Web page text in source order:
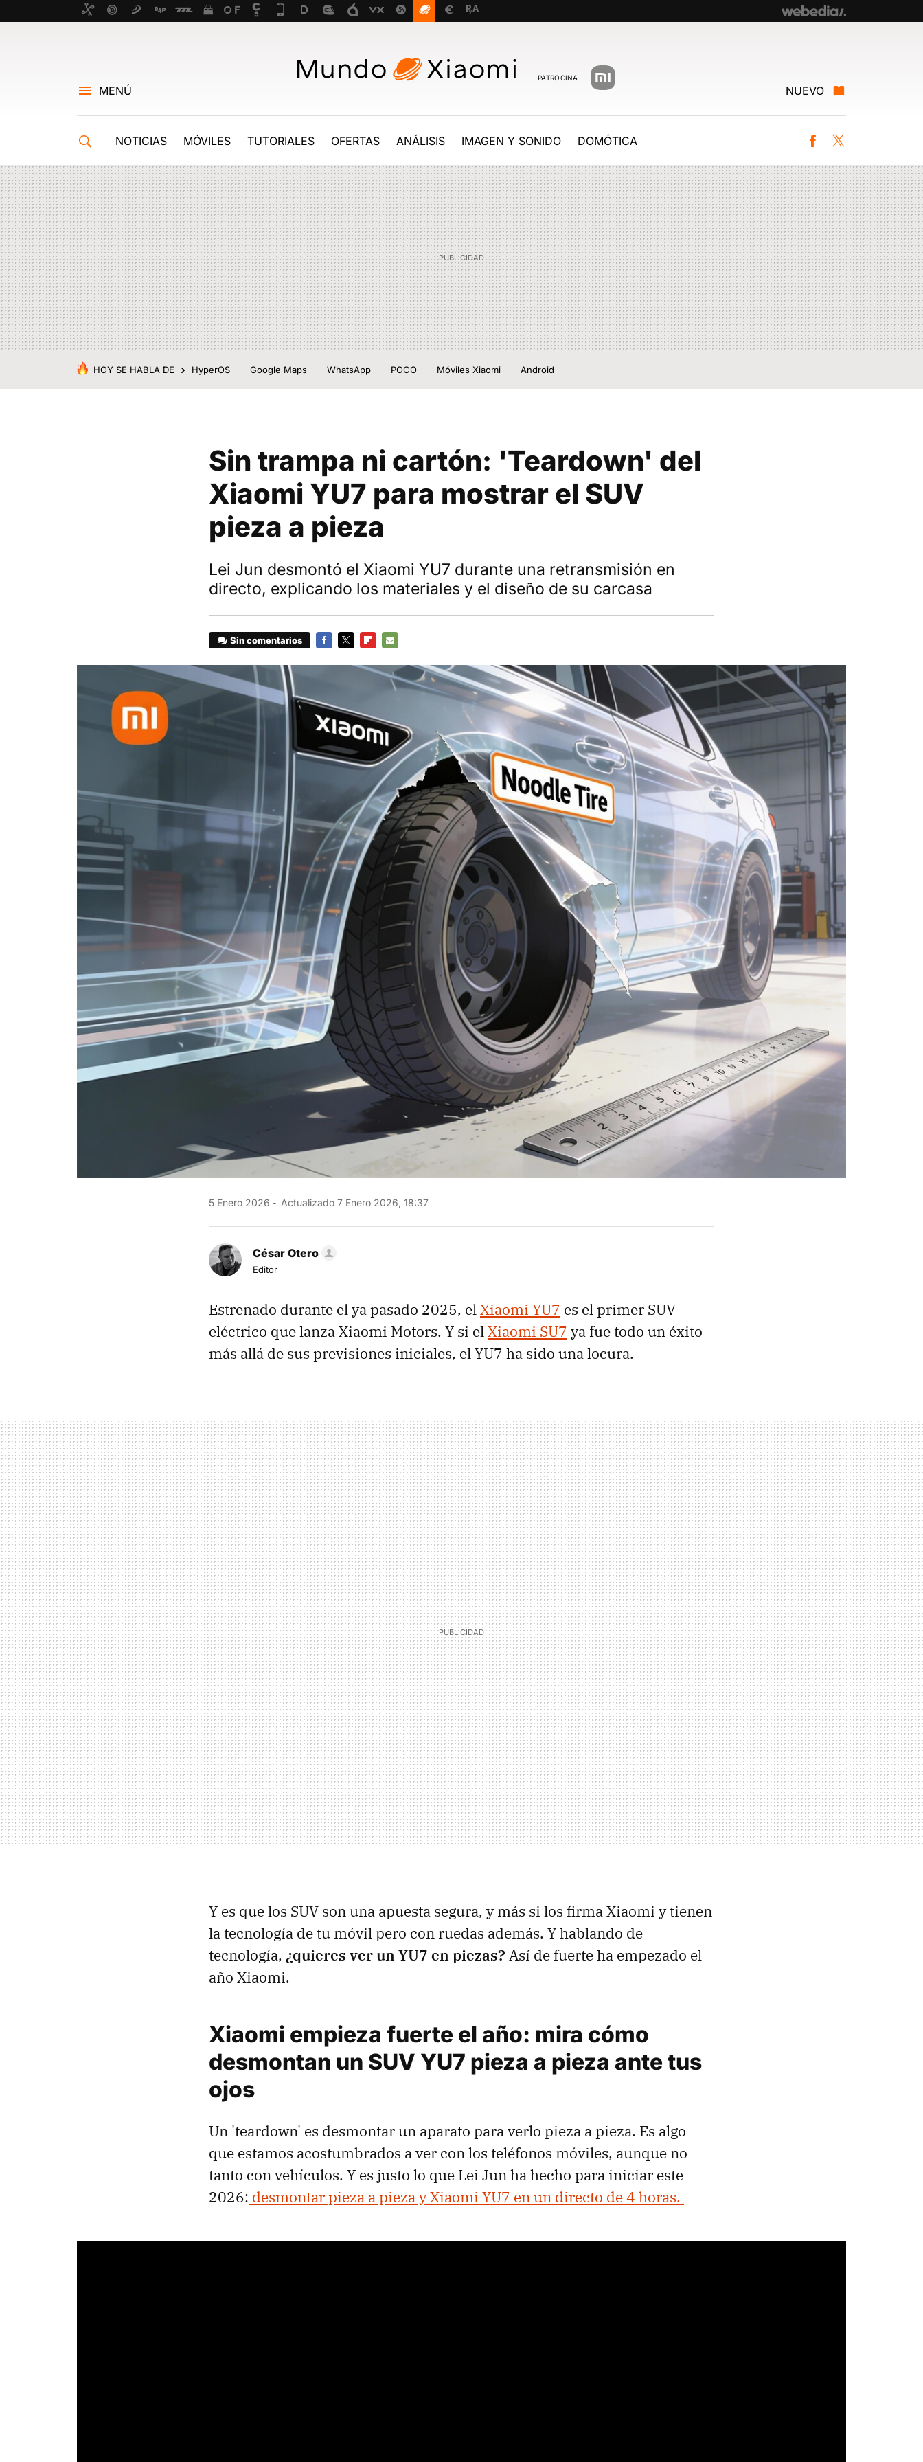
PATROCINA
MENÚ NUEVO
NOTICIAS MÓVILES TUTORIALES OFERTAS ANÁLISIS IMAGEN Y SONIDO DOMÓTICA Facebook
HOY SE HABLA DE HyperOS Google Maps WhatsApp POCO Móviles Xiaomi Android
Sin trampa ni cartón: 'Teardown' del
Xiaomi YU7 para mostrar el SUV
pieza a pieza
Lei Jun desmontó el Xiaomi YU7 durante una retransmisión en
directo, explicando los materiales y el diseño de su carcasa
Sin comentarios
MAIL
5 Enero 2026 Actualizado 7 Enero 2026, 18:37
César Otero
Editor
Estrenado durante el ya pasado 2025, elXiaomi YU7 es el primer SUV
eléctrico que lanza Xiaomi Motors. Y si elXiaomi SU7 ya fue todo un éxito
más allá de sus previsiones iniciales, el YU7 ha sido una locura.
Y es que los SUV son una apuesta segura, y más si los firma Xiaomi y tienen
la tecnología de tu móvil pero con ruedas además. Y hablando de
tecnología, ¿quieres ver un YU7 en piezas? Así de fuerte ha empezado el
año Xiaomi.
Xiaomi empieza fuerte el año: mira cómo
desmontan un SUV YU7 pieza a pieza ante tus
ojos
Un 'teardown' es desmontar un aparato para verlo pieza a pieza. Es algo
que estamos acostumbrados a ver con los teléfonos móviles, aunque no
tanto con vehículos. Y es justo lo que Lei Jun ha hecho para iniciar este
2026: desmontar pieza a pieza y Xiaomi YU7 en un directo de 4 horas.